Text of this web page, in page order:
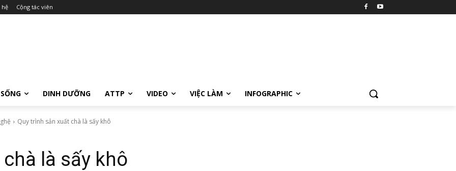
hệ Cộng tác viên
DINH DƯỠNG ATTP VIDEO VIỆC LÀM INFOGRAPHIC
Quy trình sản xuất chà là sấy khô
là sấy khô